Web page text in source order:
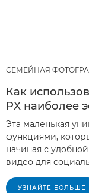
СЕМЕЙНАЯ
Как
PX наиболее
Эта маленькая
функциями,
начиная с
видео для
УЗНАЙТЕ БОЛЬШЕ